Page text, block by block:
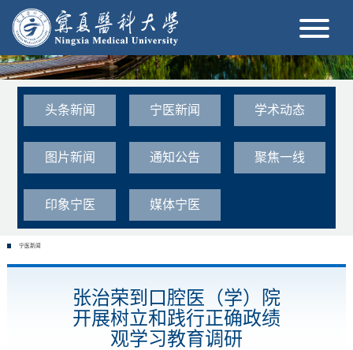
头条新闻 宁医新闻 学术动态
图片新闻 通知公告 聚焦一线
印象宁医 媒体宁医
宁医新闻
张治荣到口腔医（学）院
开展树立和践行正确政绩
观学习教育调研